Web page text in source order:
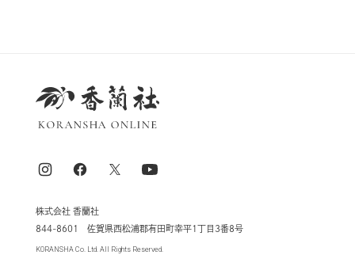
株式会社 香蘭社
844-8601 佐賀県西松浦郡有田町幸平1丁目3番8号
KORANSHA Co. Ltd. All Rights Reserved.